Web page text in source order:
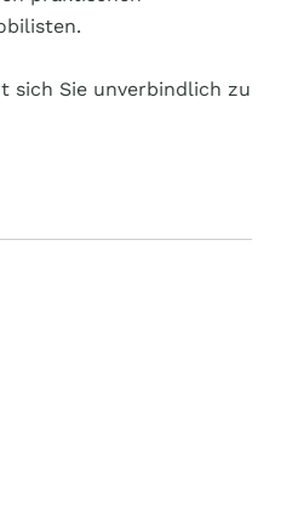
sich Sie unverbindlich zu